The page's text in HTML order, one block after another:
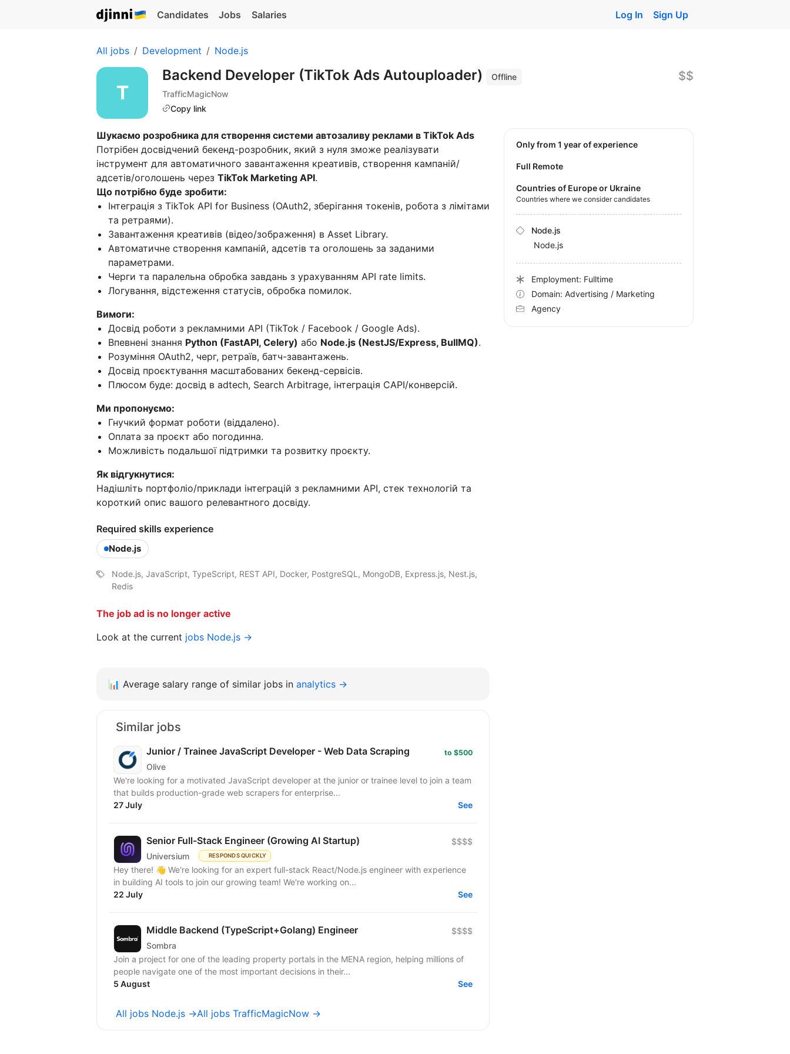
Candidates Jobs Salaries Log In Sign Up
All jobs Development Node.js
Backend Developer (TikTok Ads Autouploader)
Offline
TrafficMagicNow
Copy link
$$
Шукаємо розробника для створення системи автозаливу реклами в TikTok Ads
Потрібен досвідчений бекенд-розробник, який з нуля зможе реалізувати
інструмент для автоматичного завантаження креативів, створення кампаній/
адсетів/оголошень через TikTok Marketing API.
Що потрібно буде зробити:
Інтеграція з TikTok API for Business (OAuth2, зберігання токенів, робота з лімітами
та ретраями).
Завантаження креативів (відео/зображення) в Asset Library.
Автоматичне створення кампаній, адсетів та оголошень за заданими
параметрами.
Черги та паралельна обробка завдань з урахуванням API rate limits.
Логування, відстеження статусів, обробка помилок.
Вимоги:
Досвід роботи з рекламними API (TikTok / Facebook / Google Ads).
Впевнені знання Python (FastAPI, Celery) або Node.js (NestJS/Express, BullMQ).
Розуміння OAuth2, черг, ретраїв, батч-завантажень.
Досвід проєктування масштабованих бекенд-сервісів.
Плюсом буде: досвід в adtech, Search Arbitrage, інтеграція CAPI/конверсій.
Ми пропонуємо:
Гнучкий формат роботи (віддалено).
Оплата за проєкт або погодинна.
Можливість подальшої підтримки та розвитку проєкту.
Як відгукнутися:
Надішліть портфоліо/приклади інтеграцій з рекламними API, стек технологій та
короткий опис вашого релевантного досвіду.
Required skills experience
Node.js
Node.js, JavaScript, TypeScript, REST API, Docker, PostgreSQL, MongoDB, Express.js, Nest.js,
Redis
The job ad is no longer active
Look at the current jobs Node.js →
Only from 1 year of experience
Full Remote
Countries of Europe or Ukraine
Countries where we consider candidates
Node.js
Node.js
Employment: Fulltime
Domain: Advertising / Marketing
Agency
📊 Average salary range of similar jobs in analytics →
Similar jobs
Junior / Trainee JavaScript Developer - Web Data Scraping
Olive
to $500
We're looking for a motivated JavaScript developer at the junior or trainee level to join a team
that builds production-grade web scrapers for enterprise...
27 July
See
Senior Full-Stack Engineer (Growing AI Startup)
Universium RESPONDS QUICKLY
$$$$
Hey there! 👋 We're looking for an expert full-stack React/Node.js engineer with experience
in building AI tools to join our growing team! We're working on...
22 July
See
Middle Backend (TypeScript+Golang) Engineer
Sombra
$$$$
Join a project for one of the leading property portals in the MENA region, helping millions of
people navigate one of the most important decisions in their...
5 August
See
All jobs Node.js →All jobs TrafficMagicNow →